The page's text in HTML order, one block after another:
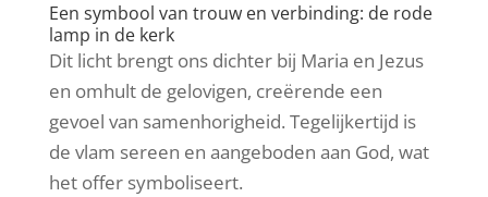
Een symbool van trouw en verbinding: de rode
lamp in de kerk
Dit licht brengt ons dichter bij Maria en Jezus
en omhult de gelovigen, creërende een
gevoel van samenhorigheid. Tegelijkertijd is
de vlam sereen en aangeboden aan God, wat
het offer symboliseert.